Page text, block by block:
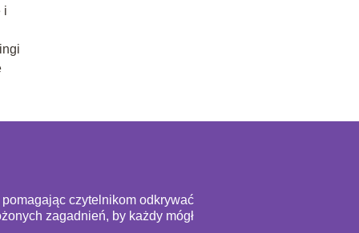
i
czytelnikom odkrywać
zagadnień, by każdy mógł